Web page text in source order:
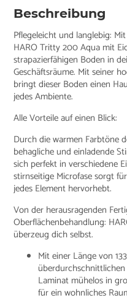
Beschreibung
Pflegeleicht und langlebig:
HARO Tritty 200 Aqua mit
strapazierfähigen Boden in
Geschäftsräume. Mit seiner
bringt dieser Boden einen
jedes Ambiente.
Alle Vorteile auf einen Blick:
Durch die warmen Farbtöne
behagliche und einladende
sich perfekt in verschiedene
stirnseitige Microfase sorgt
jedes Element hervorhebt.
Von der herausragenden
Oberflächenbehandlung:
überzeug dich selbst.
Mit einer Länge von
Laminat mühelos in
für ein wohnliches